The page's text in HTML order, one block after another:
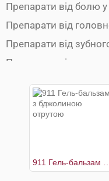
Препарати від болю у
Препарати від
Препарати від
Препарати від
Препарати від мігрені
Протиспазматичні